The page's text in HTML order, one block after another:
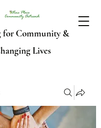
for Community &
Lives